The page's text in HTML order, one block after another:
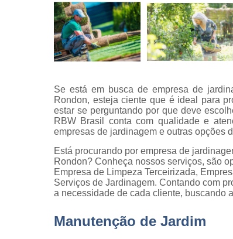
Se está em busca de empresa de
Rondon, esteja ciente que é ideal para
estar se perguntando por que deve
RBW Brasil conta com qualidade e
empresas de jardinagem e outras opções
Está procurando por empresa de
Rondon? Conheça nossos serviços, são
Empresa de Limpeza Terceirizada,
Serviços de Jardinagem. Contando com
a necessidade de cada cliente, buscando
Manutenção de Jardim